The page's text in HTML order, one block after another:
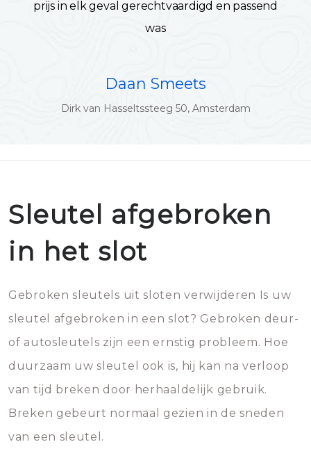
prijs in elk geval gerechtvaardigd en passend
was
Daan Smeets
Dirk van Hasseltssteeg 50, Amsterdam
Sleutel afgebroken
in het slot
Gebroken sleutels uit sloten verwijderen Is uw
sleutel afgebroken in een slot? Gebroken deur-
of autosleutels zijn een ernstig probleem. Hoe
duurzaam uw sleutel ook is, hij kan na verloop
van tijd breken door herhaaldelijk gebruik.
Breken gebeurt normaal gezien in de sneden
van een sleutel.